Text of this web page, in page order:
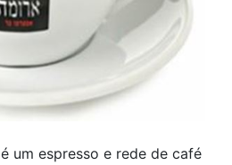
um espresso e rede de café